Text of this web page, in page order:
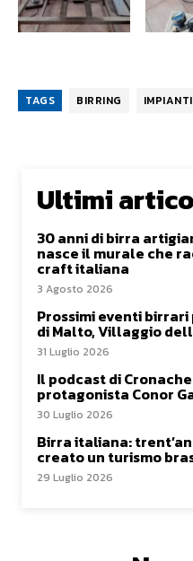
TAGS BIRRING
Ultimi
30 anni di birra
nasce il murale che
craft italiana
3 Agosto 2026
Prossimi eventi
di Malto, Villaggio
31 Luglio 2026
Il podcast di
protagonista Conor
30 Luglio 2026
Birra italiana:
creato un turismo
29 Luglio 2026